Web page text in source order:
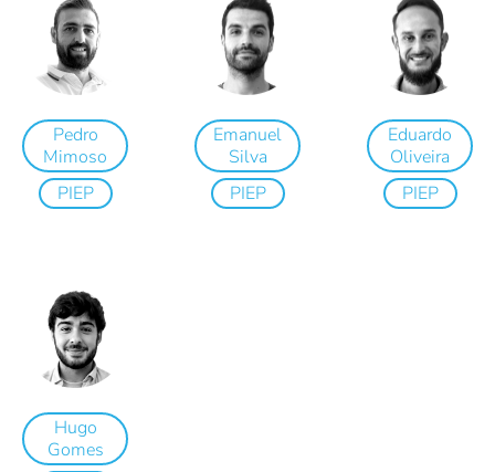
Pedro
Mimoso
PIEP
Emanuel
Silva
PIEP
Eduardo
Oliveira
PIEP
Hugo
Gomes